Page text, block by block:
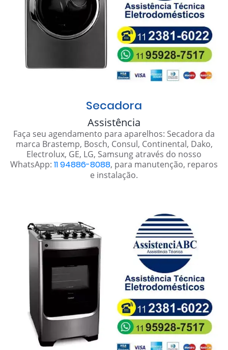
Secadora
Assistência
Faça seu agendamento para aparelhos: Secadora da
marca Brastemp, Bosch, Consul, Continental, Dako,
Electrolux, GE, LG, Samsung através do nosso
WhatsApp: 11 94886-8088, para manutenção, reparos
e instalação.